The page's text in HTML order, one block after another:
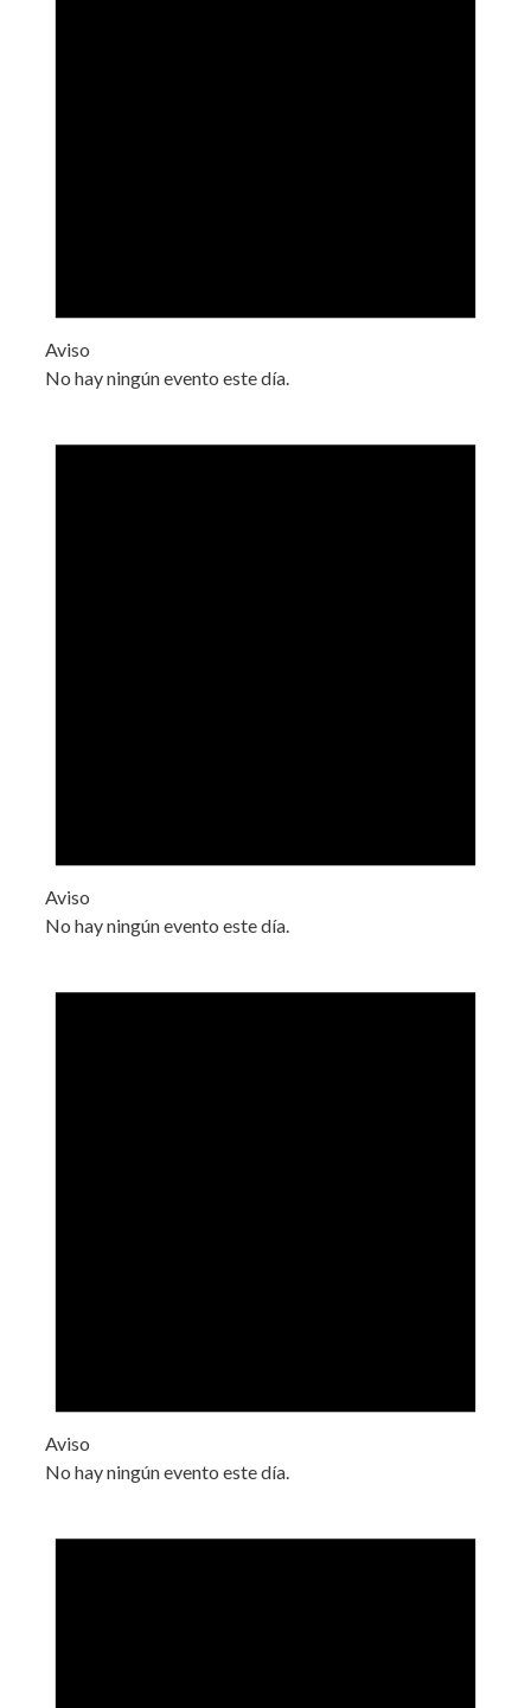
Aviso
No hay ningún evento este día.
Aviso
No hay ningún evento este día.
Aviso
No hay ningún evento este día.